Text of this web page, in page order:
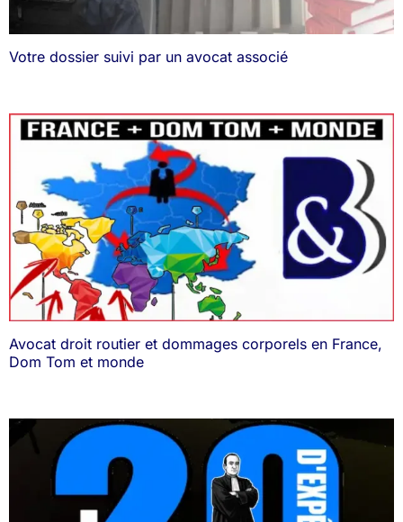
Votre dossier suivi par un avocat associé
Avocat droit routier et dommages corporels en France,
Dom Tom et monde